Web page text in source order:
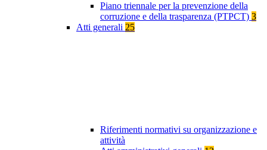
Piano triennale per la prevenzione della
corruzione e della trasparenza (PTPCT) 3
Atti generali 25
Riferimenti normativi su organizzazione e
attività